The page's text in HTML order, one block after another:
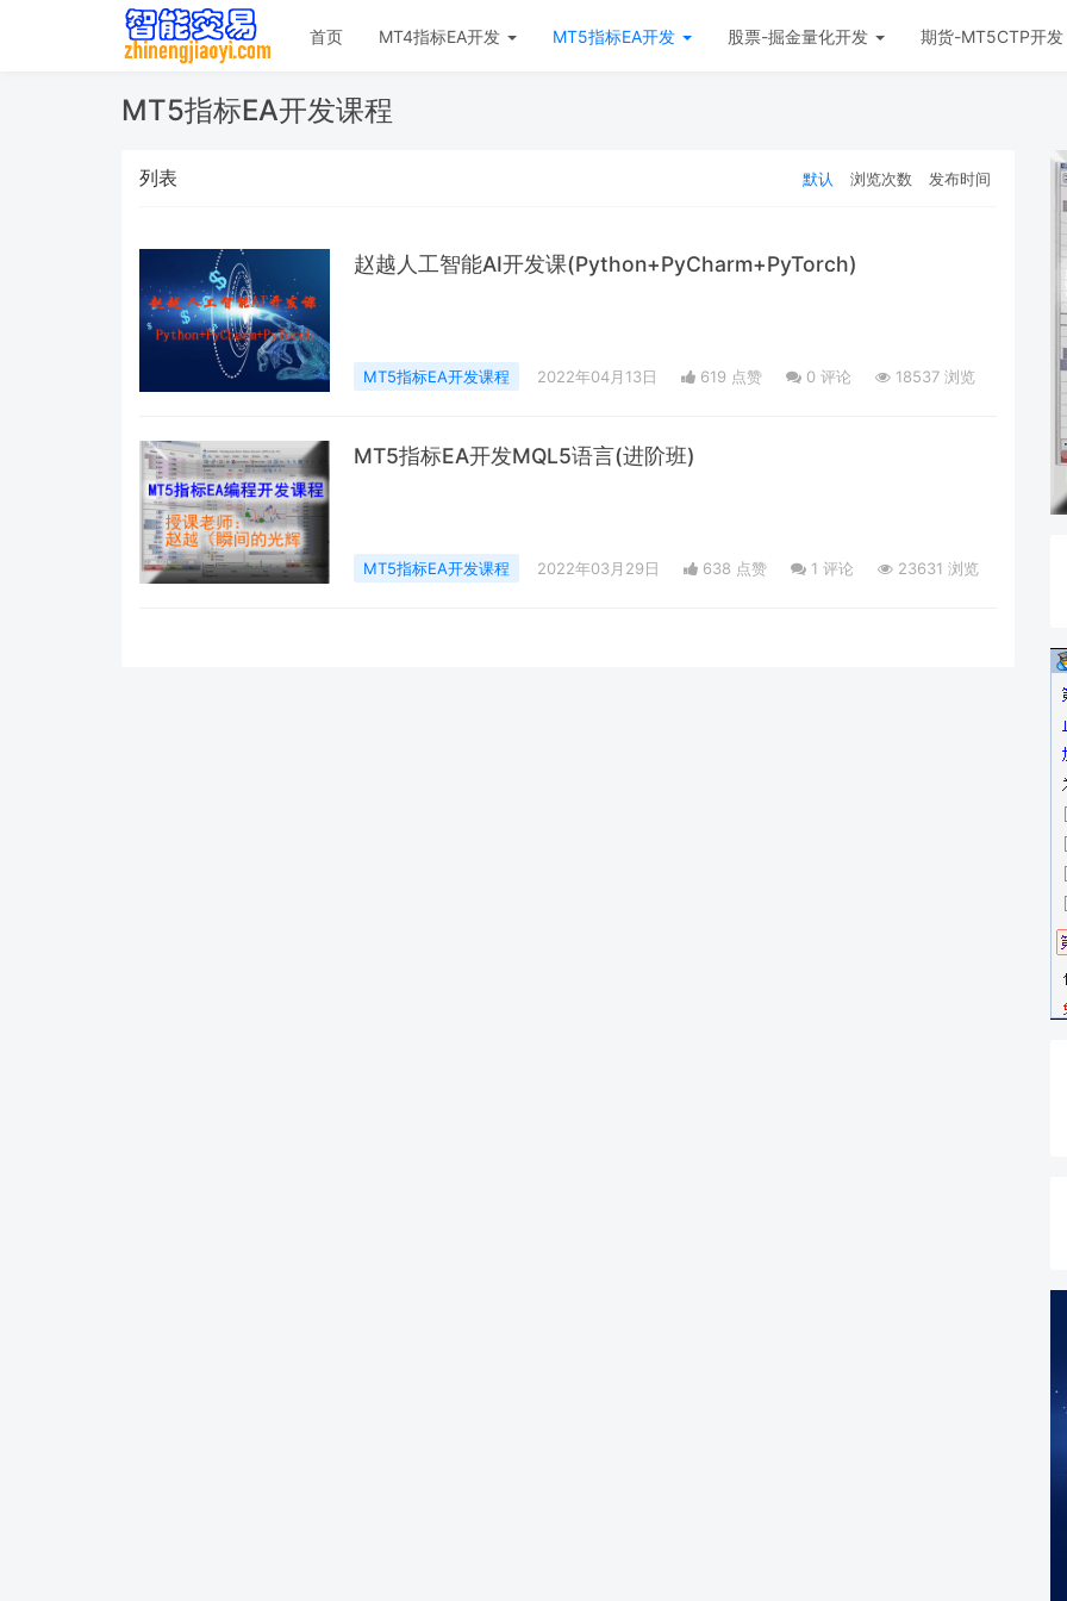
首页 MT4指标EA开发 MT5指标EA开发 股票-掘金量化开发 期货-MT5CTP开发
MT5指标EA开发课程
列表 默认 浏览次数 发布时间
赵越人工智能AI开发课(Python+PyCharm+PyTorch)
MT5指标EA开发课程 2022年04月13日 619 点赞 0 评论 18537 浏览
MT5指标EA开发MQL5语言(进阶班)
MT5指标EA开发课程 2022年03月29日 638 点赞 1 评论 23631 浏览